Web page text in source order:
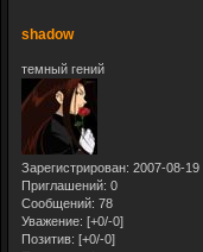
shadow
темный гений
Зарегистрирован: 2007-08-19
Приглашений: 0
Сообщений: 78
Уважение: [+0/-0]
Позитив: [+0/-0]